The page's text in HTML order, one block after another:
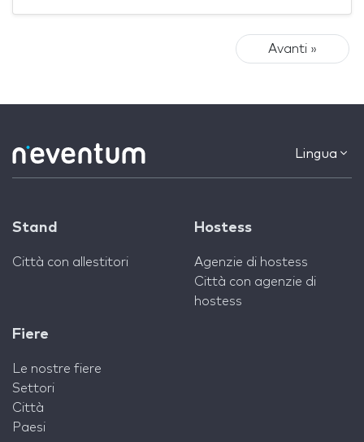
Avanti »
Lingua
Stand
Città con allestitori
Hostess
Agenzie di hostess
Città con agenzie di
hostess
Fiere
Le nostre fiere
Settori
Città
Paesi